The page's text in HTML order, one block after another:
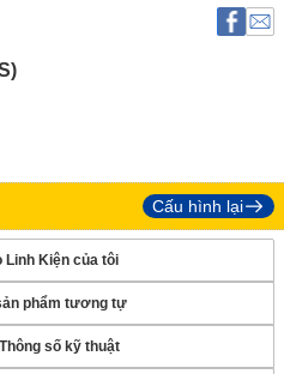
Cấu hình lại
Linh Kiện của tôi
phẩm tương tự
số kỹ thuật